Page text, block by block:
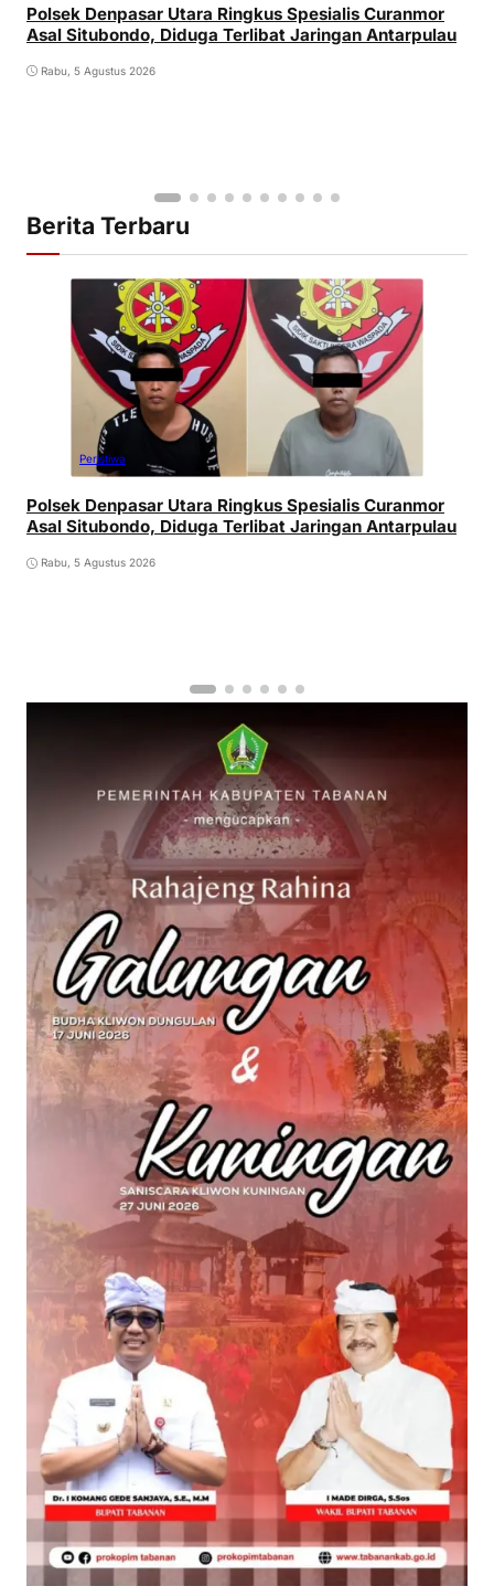
Polsek Denpasar Utara Ringkus Spesialis Curanmor
Asal Situbondo, Diduga Terlibat Jaringan Antarpulau
Rabu, 5 Agustus 2026
Berita Terbaru
Peristiwa
Polsek Denpasar Utara Ringkus Spesialis Curanmor
Asal Situbondo, Diduga Terlibat Jaringan Antarpulau
Rabu, 5 Agustus 2026